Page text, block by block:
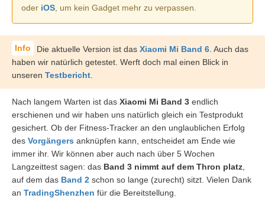
oder iOS , um kein Gadget mehr zu verpassen.
Die aktuelle Version ist das Xiaomi Mi Band 6 . Auch das
haben wir natürlich getestet. Werft doch mal einen Blick in
unseren Testbericht
Nach langem Warten ist das Xiaomi Mi Band 3 endlich
erschienen und wir haben uns natürlich gleich ein Testprodukt
gesichert. Ob der Fitness-Tracker an den unglaublichen Erfolg
des Vorgängers anknüpfen kann, entscheidet am Ende wie
immer ihr. Wir können aber auch nach über 5 Wochen
Langzeittest sagen: das Band 3 nimmt auf dem Thron platz
auf dem das Band 2 schon so lange (zurecht) sitzt. Vielen Dank
an TradingShenzhen für die Bereitstellung.